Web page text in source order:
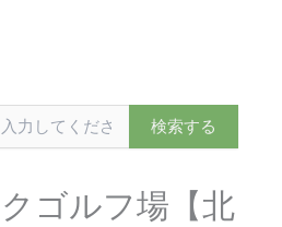
ゴルフ場【北